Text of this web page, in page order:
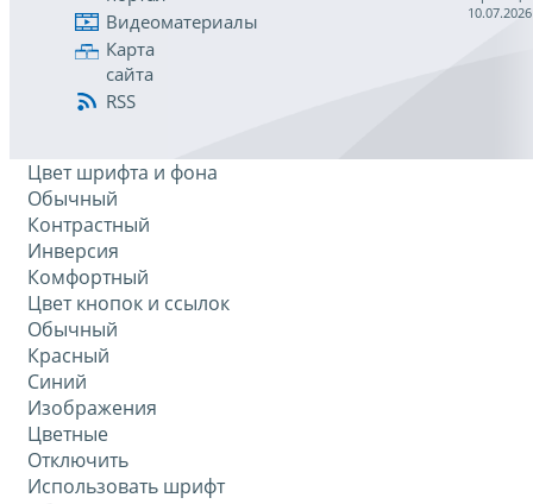
Видеоматериалы
Карта
сайта
RSS
10.07.2026
Цвет шрифта и фона
Обычный
Контрастный
Инверсия
Комфортный
Цвет кнопок и ссылок
Обычный
Красный
Синий
Изображения
Цветные
Отключить
Использовать шрифт